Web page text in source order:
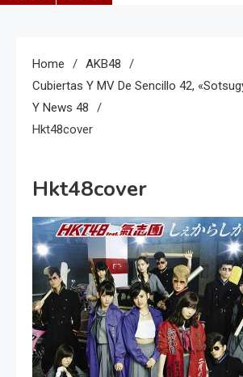
Home
AKB48
Cubiertas Y MV De Sencillo 42,
Y News 48
Hkt48cover
Hkt48cover